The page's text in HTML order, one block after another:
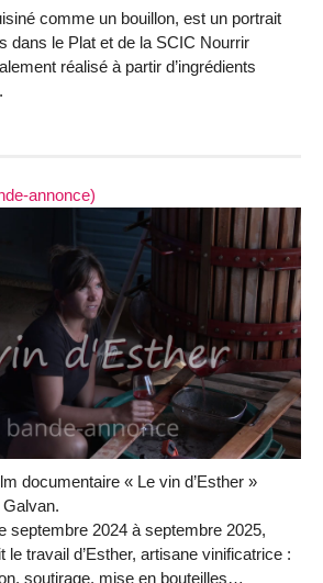
comme un bouillon, est un portrait
dans le Plat et de la SCIC Nourrir
réalisé à partir d’ingrédients
annonce)
documentaire « Le vin d’Esther »
septembre 2024 à septembre 2025,
travail d’Esther, artisane vinificatrice :
soutirage, mise en bouteilles…